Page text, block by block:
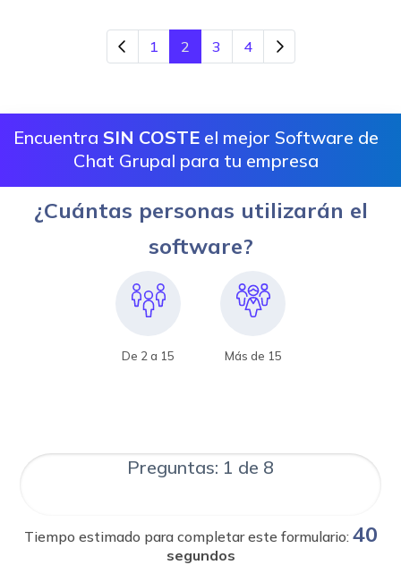
1 2 3 4
Encuentra SIN COSTE el mejor Software de
Chat Grupal para tu empresa
¿Cuántas personas utilizarán el
software?
De 2 a 15 Más de 15
Preguntas: 1 de 8
Tiempo estimado para completar este formulario: 40
segundos